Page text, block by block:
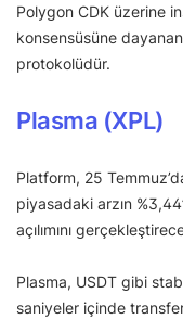
Polygon CDK üzerine
konsensüsüne
protokolüdür.
Plasma (XPL)
Platform, 25
piyasadaki arzın
açılımını
Plasma, USDT gibi
saniyeler içinde